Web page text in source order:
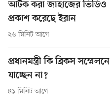
আটক করা জাহাজের ভিডিও
প্রকাশ করেছে ইরান
২৬ মিনিট আগে
প্রধানমন্ত্রী কি ব্রিকস সম্মেলনে
যাচ্ছেন না?
৪১ মিনিট আগে